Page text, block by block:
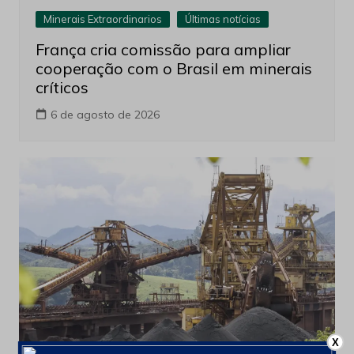
Minerais Extraordinarios Últimas notícias
França cria comissão para ampliar
cooperação com o Brasil em minerais
críticos
6 de agosto de 2026
X